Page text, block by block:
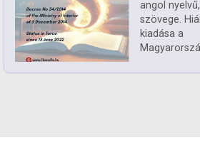
angol
szövege.
kiadása a